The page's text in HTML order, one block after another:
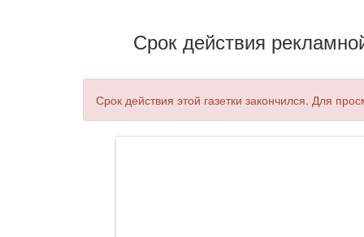
Срок действия
Срок действия этой газетки закончился. Для